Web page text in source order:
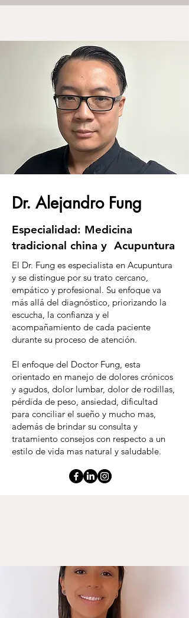
Dr. Alejandro Fung
Especialidad: Medicina
tradicional china y Acupuntura
El Dr. Fung es especialista en Acupuntura
y se distingue por su trato cercano,
empático y profesional. Su enfoque va
más allá del diagnóstico, priorizando la
escucha, la confianza y el
acompañamiento de cada paciente
durante su proceso de atención.
El enfoque del Doctor Fung, esta
orientado en manejo de dolores crónicos
y agudos, dolor lumbar, dolor de rodillas,
pérdida de peso, ansiedad, dificultad
para conciliar el sueño y mucho mas,
además de brindar su consulta y
tratamiento consejos con respecto a un
estilo de vida mas natural y saludable.